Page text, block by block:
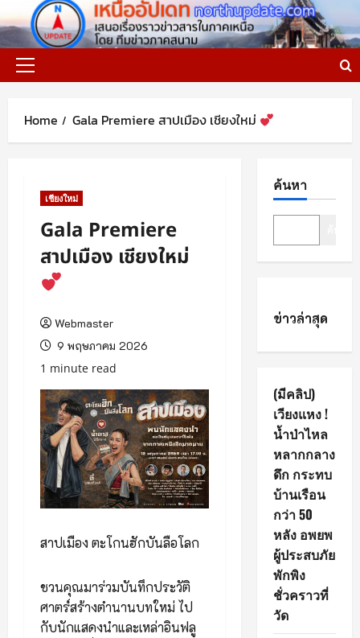
to
content
Primary
Home Gala Premiere สาปเมือง เชียงใหม่
เชียงใหม่
Gala Premiere
สาปเมือง เชียงใหม่
Webmaster
9 พฤษภาคม 2026
1 minute read
สาปเมือง ตะโกนฮักบันลือโลก
ชวนคุณมาร่วมบันทึกประวัติ
ศาตร์สร้างตำนานบทใหม่ ไป
กับนักแสดงนำและเหล่าอินฟลู
ค้นหา
ข่าวล่าสุด
(มีคลิป)
เวียงแหง !
น้ำป่าไหล
หลากกลาง
ดึก กระทบ
บ้านเรือน
กว่า 50
หลัง อพยพ
ผู้ประสบภัย
พักพิง
ชั่วคราวที่
วัด